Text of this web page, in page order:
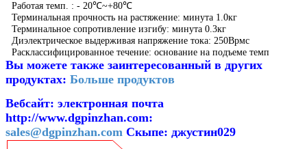
Работая темп. : - 20℃~+80℃
Терминальная прочность на растяжение: минута 1.0кг
Терминальное сопротивление изгибу: минута 0.3кг
Диэлектрическое выдерживая напряжение тока: 250Врмс
Расклассифицированное течение: основание на подъеме темп
Вы можете также заинтересованный в других
продуктах: Больше продуктов
Вебсайт: электронная почта
http://www.dgpinzhan.com:
sales@dgpinzhan.com Скыпе: джустин029